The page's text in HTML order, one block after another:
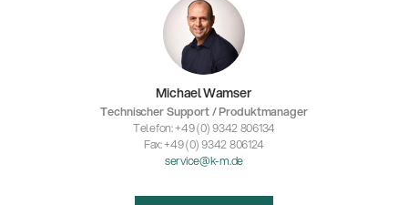
Michael Wamser
Technischer Support / Produktmanager
Telefon: +49 (0) 9342 806134
Fax: +49 (0) 9342 806124
service@k-m.de